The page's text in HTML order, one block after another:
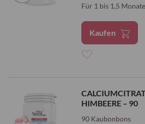
Für 1 bis 1,5
Kaufen
hinzufügen
HIMBEERE – 90
90 Kaubonbons